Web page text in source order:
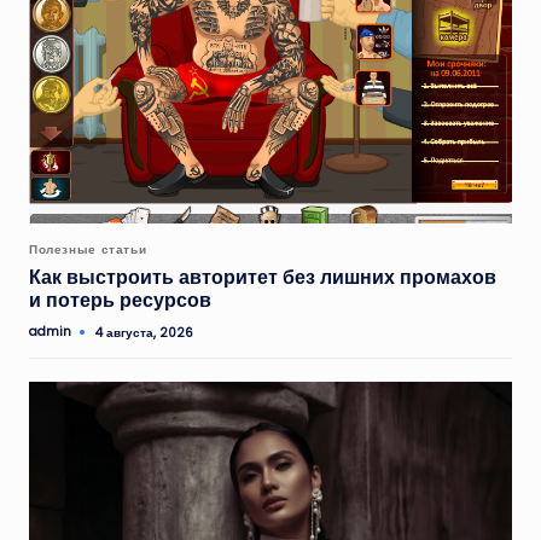
Опубликовано
в
Полезные статьи
Как выстроить авторитет без лишних промахов
и потерь ресурсов
Запись
admin 4 августа, 2026